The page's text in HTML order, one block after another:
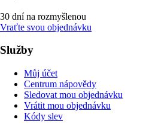
30 dní na rozmyšlenou
Vraťte svou objednávku
Služby
Můj účet
Centrum nápovědy
Sledovat mou objednávku
Vrátit mou objednávku
Kódy slev